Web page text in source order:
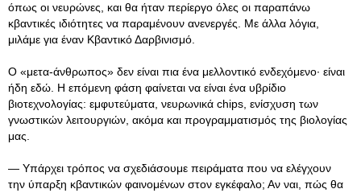
όπως οι νευρώνες, και θα ήταν περίεργο όλες οι παραπάνω
κβαντικές ιδιότητες να παραμένουν ανενεργές. Με άλλα λόγια,
μιλάμε για έναν Κβαντικό Δαρβινισμό.
Ο «μετα-άνθρωπος» δεν είναι πια ένα μελλοντικό ενδεχόμενο· είναι
ήδη εδώ. Η επόμενη φάση φαίνεται να είναι ένα υβρίδιο
βιοτεχνολογίας: εμφυτεύματα, νευρωνικά chips, ενίσχυση των
γνωστικών λειτουργιών, ακόμα και προγραμματισμός της βιολογίας
μας.
— Υπάρχει τρόπος να σχεδιάσουμε πειράματα που να ελέγχουν
την ύπαρξη κβαντικών φαινομένων στον εγκέφαλο; Αν ναι, πώς θα